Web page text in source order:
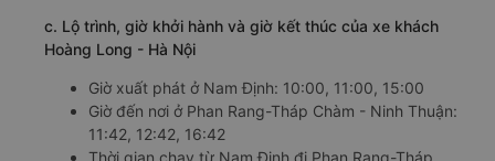
c. Lộ trình, giờ khởi hành và giờ kết thúc của xe khách
Hoàng Long - Hà Nội
Giờ xuất phát ở Nam Định: 10:00, 11:00, 15:00
Giờ đến nơi ở Phan Rang-Tháp Chàm - Ninh Thuận:
11:42, 12:42, 16:42
Thời gian chạy từ Nam Định đi Phan Rang-Tháp